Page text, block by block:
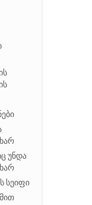
უნდა
სეიფი